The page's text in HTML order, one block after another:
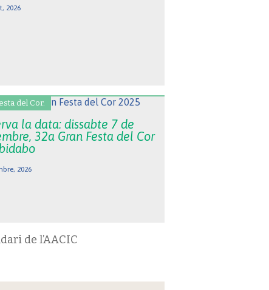
2026
del Cor.
la data: dissabte 7 de
32a Gran Festa del Cor
2026
de l’AACIC